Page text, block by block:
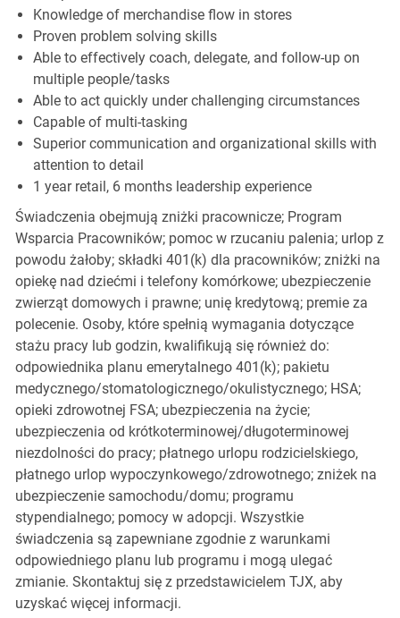
Knowledge of merchandise flow in stores
Proven problem solving skills
Able to effectively coach, delegate, and follow-up on
multiple people/tasks
Able to act quickly under challenging circumstances
Capable of multi-tasking
Superior communication and organizational skills with
attention to detail
1 year retail, 6 months leadership experience
Świadczenia obejmują zniżki pracownicze; Program
Wsparcia Pracowników; pomoc w rzucaniu palenia; urlop z
powodu żałoby; składki 401(k) dla pracowników; zniżki na
opiekę nad dziećmi i telefony komórkowe; ubezpieczenie
zwierząt domowych i prawne; unię kredytową; premie za
polecenie. Osoby, które spełnią wymagania dotyczące
stażu pracy lub godzin, kwalifikują się również do:
odpowiednika planu emerytalnego 401(k); pakietu
medycznego/stomatologicznego/okulistycznego; HSA;
opieki zdrowotnej FSA; ubezpieczenia na życie;
ubezpieczenia od krótkoterminowej/długoterminowej
niezdolności do pracy; płatnego urlopu rodzicielskiego,
płatnego urlop wypoczynkowego/zdrowotnego; zniżek na
ubezpieczenie samochodu/domu; programu
stypendialnego; pomocy w adopcji. Wszystkie
świadczenia są zapewniane zgodnie z warunkami
odpowiedniego planu lub programu i mogą ulegać
zmianie. Skontaktuj się z przedstawicielem TJX, aby
uzyskać więcej informacji.